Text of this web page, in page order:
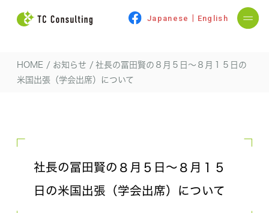
Japanese English
HOME / お知らせ / 社長の冨田賢の８月５日～８月１５日の
米国出張（学会出席）について
社長の冨田賢の８月５日～８月１５
日の米国出張（学会出席）について